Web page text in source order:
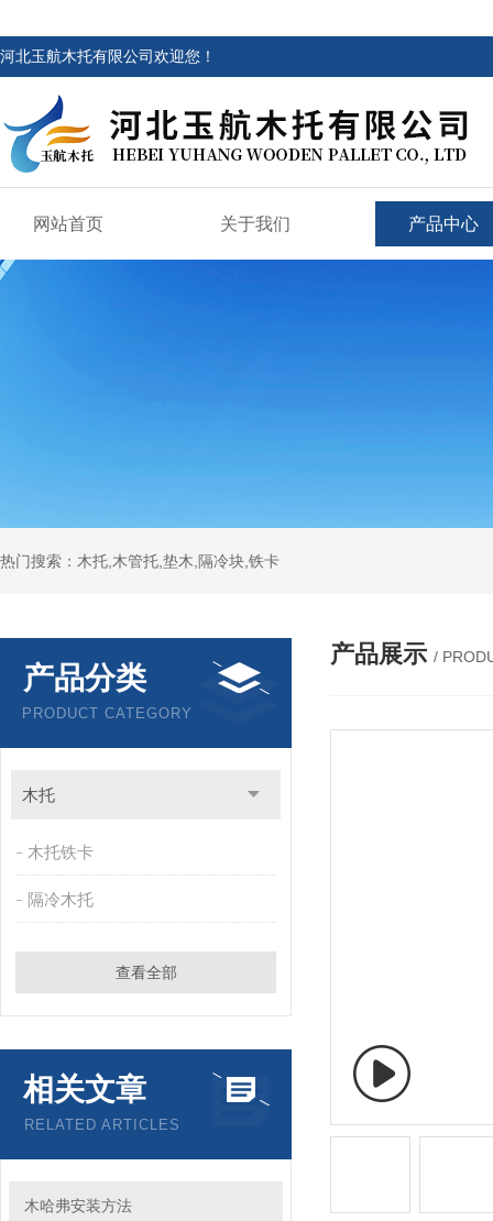
河北玉航木托有限公司欢迎您！
网站首页 关于我们 产品中心
热门搜索：木托,木管托,垫木,隔冷块,铁卡
产品分类
PRODUCT CATEGORY
木托
木托铁卡
隔冷木托
查看全部
相关文章
RELATED ARTICLES
木哈弗安装方法
产品展示 /